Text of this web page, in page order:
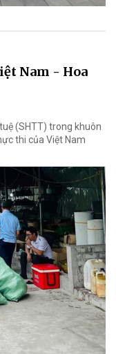
Nam - Hoa
(SHTT) trong khuôn
thi của Việt Nam